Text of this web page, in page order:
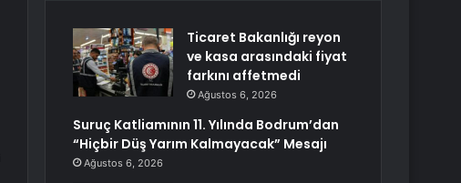
Ticaret Bakanlığı reyon
ve kasa arasındaki fiyat
farkını affetmedi
Ağustos 6, 2026
Suruç Katliamının 11. Yılında Bodrum’dan
“Hiçbir Düş Yarım Kalmayacak” Mesajı
Ağustos 6, 2026